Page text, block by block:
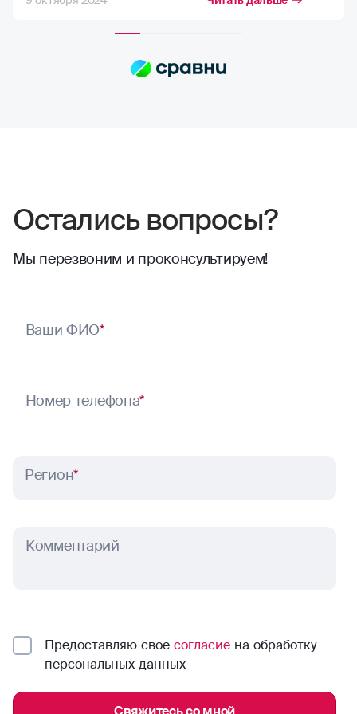
полностью устраивает расчёт страховых
договору, и их хватает на качественный
Остались вопросы?
Мы перезвоним и проконсультируем!
Ваши ФИО*
Номер телефона*
Регион*
Комментарий
Предоставляю свое согласие на обработку
персональных данных